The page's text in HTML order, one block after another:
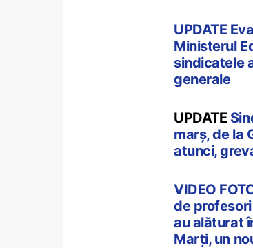
UPDATE
Ministerul
sindicatele
generale
UPDATE
marș, de la
atunci,
VIDEO
de
au alăturat
Marți, un